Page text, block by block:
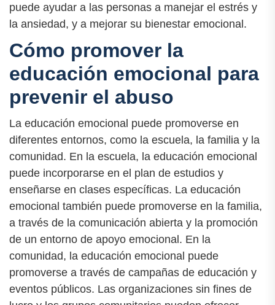
puede ayudar a las personas a manejar el estrés y
la ansiedad, y a mejorar su bienestar emocional.
Cómo promover la
educación emocional para
prevenir el abuso
La educación emocional puede promoverse en
diferentes entornos, como la escuela, la familia y la
comunidad. En la escuela, la educación emocional
puede incorporarse en el plan de estudios y
enseñarse en clases específicas. La educación
emocional también puede promoverse en la familia,
a través de la comunicación abierta y la promoción
de un entorno de apoyo emocional. En la
comunidad, la educación emocional puede
promoverse a través de campañas de educación y
eventos públicos. Las organizaciones sin fines de